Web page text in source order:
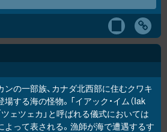
ンの一部族、カナダ北西部に住むクワキ
する海の怪物。「イアック・イム（Iak
ツェツェカ」と呼ばれる儀式においては
よって表される。漁師が海で遭遇するす